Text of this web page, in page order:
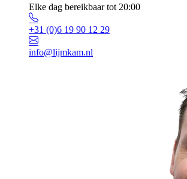
Elke dag bereikbaar tot 20:00
+31 (0)6 19 90 12 29
info@lijmkam.nl